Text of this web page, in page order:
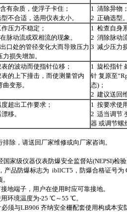
有杂质，使浮子卡住；
不合适，选用仪表太小。
1 清除异物
2 正确选型
压力不稳定；
脉动流或双相流的现象。
口处的管径变化大而导致压力
损失增加。
1 检查自身
2 消除脉动
3 减少压力
的波动而使指针位移；
的上下撞击，而使测量管内
变形。
1 旋松指针
针 复原至
态)；
2 建议送回
超出工作要求；
移。
1 按要求使
2 适当调节
器 或调节螺
除，请送回厂家维修或向厂家咨询。
家级仪器仪表防爆安全监督站(NEPSI)检
产品防爆标志为 ibllCT5，防爆合格证号为
地端子，用户在使用时应可靠接地。
环境温度为-25 ℃～55 ℃。
须与LB906 齐纳安全栅配套使用构成本安